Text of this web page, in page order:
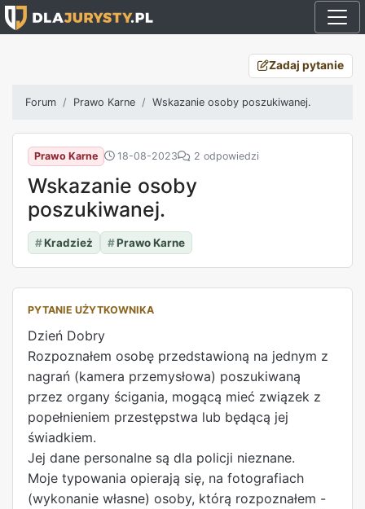
Zadaj pytanie
Forum Prawo Karne Wskazanie osoby poszukiwanej.
Prawo Karne 18-08-2023 2 odpowiedzi
Wskazanie osoby
poszukiwanej.
#Kradzież #Prawo Karne
PYTANIE UŻYTKOWNIKA
Dzień Dobry
Rozpoznałem osobę przedstawioną na jednym z
nagrań (kamera przemysłowa) poszukiwaną
przez organy ścigania, mogącą mieć związek z
popełnieniem przestępstwa lub będącą jej
świadkiem.
Jej dane personalne są dla policji nieznane.
Moje typowania opierają się, na fotografiach
(wykonanie własne) osoby, którą rozpoznałem -